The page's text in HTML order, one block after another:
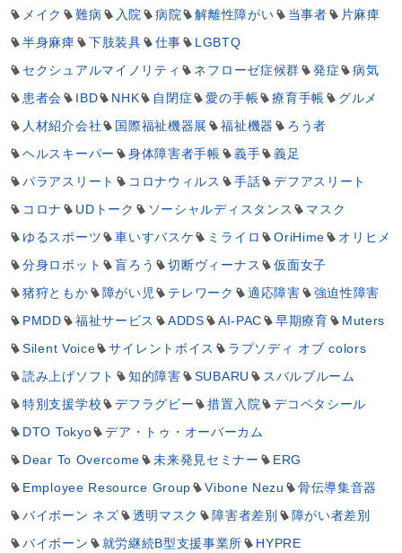
メイク
難病 入院 病院 解離性障がい 当事者
片麻痺
半身麻痺
下肢装具 仕事
LGBTQ
セクシュアルマイノリティ
ネフローゼ症候群 発症
病気
患者会
IBD NHK 自閉症 愛の手帳 療育手帳
グルメ
人材紹介会社
国際福祉機器展 福祉機器
ろう者
ヘルスキーパー
身体障害者手帳 義手
義足
パラアスリート
コロナウィルス 手話
デフアスリート
コロナ
UDトーク ソーシャルディスタンス
マスク
ゆるスポーツ
車いすバスケ ミライロ OriHime
オリヒメ
分身ロボット
盲ろう 切断ヴィーナス
仮面女子
猪狩ともか
障がい児 テレワーク 適応障害
強迫性障害
PMDD
福祉サービス ADDS AI-PAC 早期療育
Muters
Silent Voice
サイレントボイス
ラプソディ オブ colors
読み上げソフト
知的障害 SUBARU
スバルブルーム
特別支援学校
デフラグビー 措置入院
デコペタシール
DTO Tokyo
デア・トゥ・オーバーカム
Dear To Overcome
未来発見セミナー
ERG
Employee Resource Group
Vibone Nezu
骨伝導集音器
バイボーン ネズ
透明マスク 障害者差別
障がい者差別
バイボーン
就労継続B型支援事業所 HYPRE